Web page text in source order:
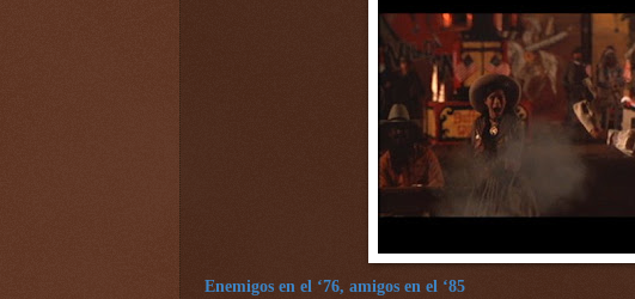
Enemigos en el ‘76, amigos en el ‘85